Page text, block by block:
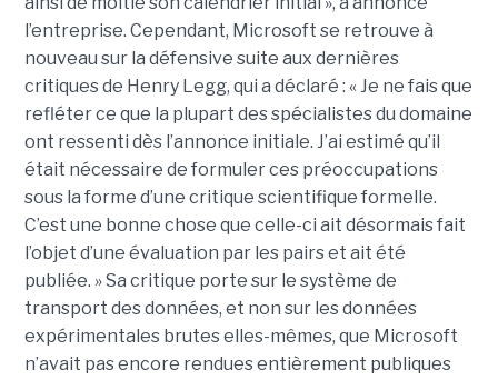
l’entreprise. Cependant, Microsoft se retrouve à
nouveau sur la défensive suite aux dernières
critiques de Henry Legg, qui a déclaré : « Je ne fais que
refléter ce que la plupart des spécialistes du domaine
ont ressenti dès l’annonce initiale. J’ai estimé qu’il
était nécessaire de formuler ces préoccupations
sous la forme d’une critique scientifique formelle.
C’est une bonne chose que celle-ci ait désormais fait
l’objet d’une évaluation par les pairs et ait été
publiée. »Sa critique porte sur le système de
transport des données, et non sur les données
expérimentales brutes elles-mêmes, que Microsoft
n’avait pas encore rendues entièrement publiques